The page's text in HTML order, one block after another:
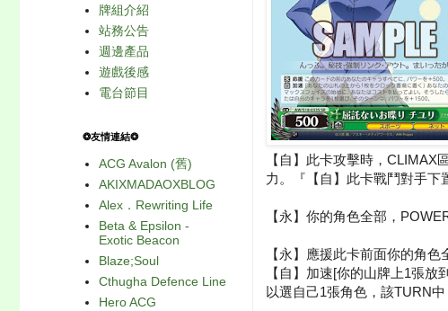
【自】此卡攻擊時，
力。『【自】此卡戰鬥對手下
【永】你的角色全部，
【永】應援此卡前面你的角色
【自】加速[你的山牌上1張
以選自己1張角色，該TURN中
牌組介紹
站務公告
週邊產品
遊戲後感
電台節目
❂友情連結❂
ACG Avalon (舊)
AKIXMADAOXBLOG
Alex．Rewriting Life
Beta & Epsilon -
Exotic Beacon
Blaze;Soul
Cthugha Defence Line
Hero ACG